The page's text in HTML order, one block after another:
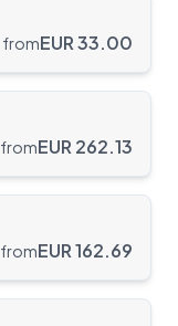
fromEUR33.00
fromEUR 262.13
fromEUR162.69